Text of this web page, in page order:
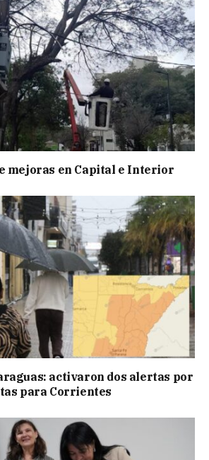
mejoras en Capital e Interior
activaron dos alertas por
para Corrientes